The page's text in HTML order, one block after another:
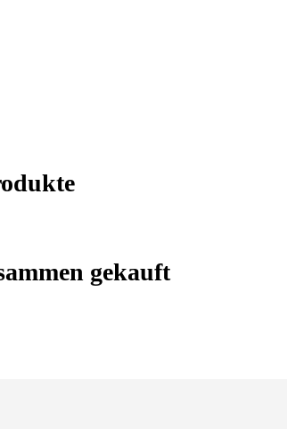
gekauft